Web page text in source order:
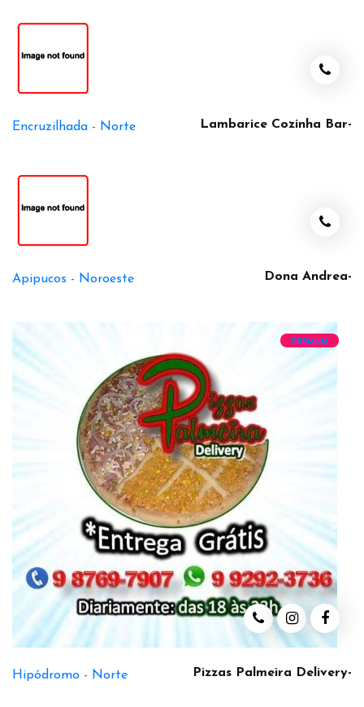
Lambarice Cozinha Bar-
Encruzilhada - Norte
Dona Andrea-
Apipucos - Noroeste
PREMUM
Pizzas Palmeira Delivery-
Hipódromo - Norte